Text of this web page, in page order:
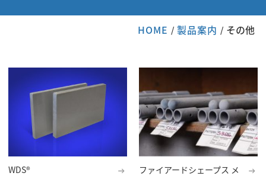
HOME / 製品案内 / その他
WDS®
ファイアードシェープス メ